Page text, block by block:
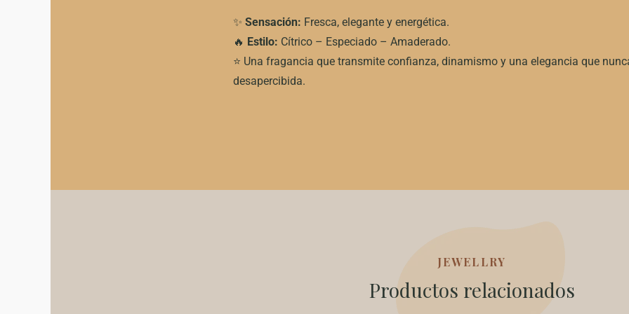
✨ Sensación: Fresca, elegante y energética.
🔥 Estilo: Cítrico – Especiado – Amaderado.
⭐ Una fragancia que transmite confianza, dinamismo y una elegancia que
desapercibida.
JEWELLRY
Productos relacionados